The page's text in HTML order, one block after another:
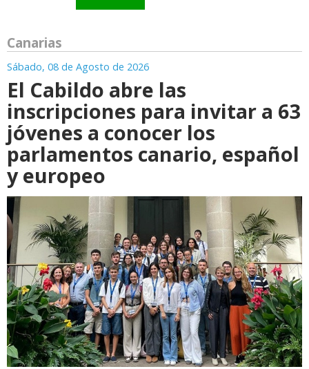
Canarias
Sábado, 08 de Agosto de 2026
El Cabildo abre las
inscripciones para invitar a 63
jóvenes a conocer los
parlamentos canario, español
y europeo